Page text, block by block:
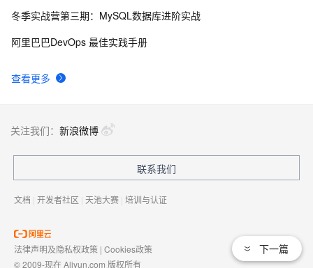
荐 - 88大促预告
KafKa+OTS+MaxCompute 完成了一次物联网系统
查看更多
冬季实战营第三期：MySQL数据库进阶实战
阿里巴巴DevOps 最佳实践手册
下一篇
关注我们： 新浪微博
联系我们
文档 | 开发者社区 | 天池大赛 | 培训与认证
法律声明及隐私权政策 | Cookies政策
© 2009-现在 Aliyun.com 版权所有